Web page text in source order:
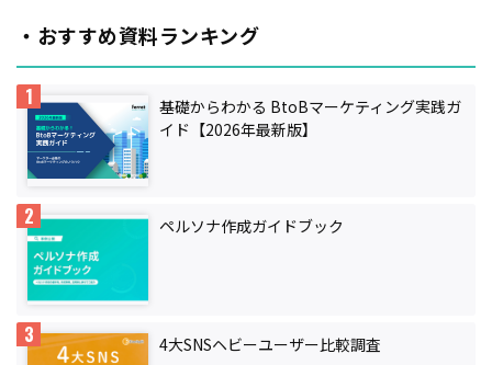
・おすすめ資料ランキング
基礎からわかる BtoBマーケティング実践ガ
イド【2026年最新版】
ペルソナ作成ガイドブック
4大SNSヘビーユーザー比較調査